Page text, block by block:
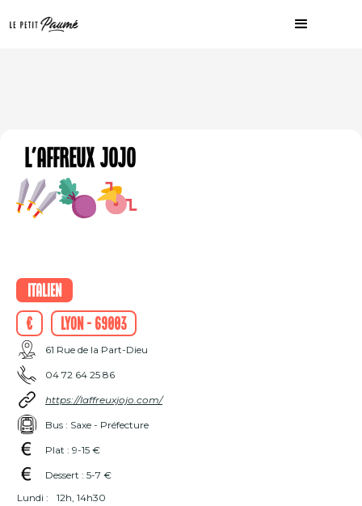
L'Affreux Jojo
Italien
€
Lyon - 69003
61 Rue de la Part-Dieu
04 72 64 25 86
https://laffreuxjojo.com/
Bus : Saxe - Préfecture
Plat : 9-15 €
Dessert : 5-7 €
Lundi :
12h, 14h30